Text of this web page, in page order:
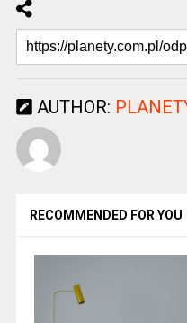
AUTHOR:
RECOMMENDED FOR YOU